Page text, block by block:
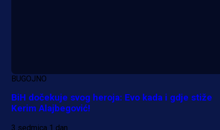
BUGOJNO
BiH dočekuje svog heroja: Evo kada i gdje stiže
Kerim Alajbegović!
3 sedmica 1 dan